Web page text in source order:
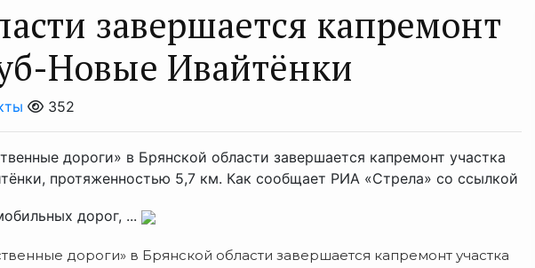
завершается капремонт
Новые Ивайтёнки
352
дороги» в Брянской области завершается капремонт участка
протяженностью 5,7 км. Как сообщает РИА «Стрела» со ссылкой
дорог, ...
дороги» в Брянской области завершается капремонт участка